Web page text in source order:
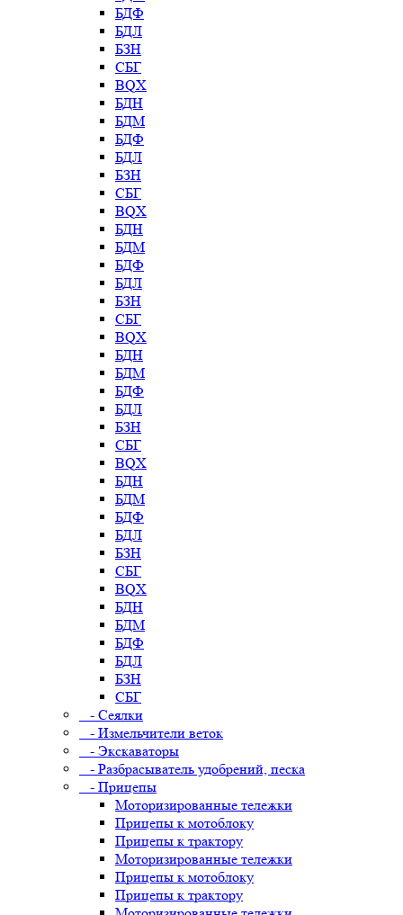
БДФ
БДЛ
БЗН
СБГ
BQX
БДН
БДМ
БДФ
БДЛ
БЗН
СБГ
BQX
БДН
БДМ
БДФ
БДЛ
БЗН
СБГ
BQX
БДН
БДМ
БДФ
БДЛ
БЗН
СБГ
BQX
БДН
БДМ
БДФ
БДЛ
БЗН
СБГ
BQX
БДН
БДМ
БДФ
БДЛ
БЗН
СБГ
- Сеялки
- Измельчители веток
- Экскаваторы
- Разбрасыватель удобрений, песка
- Прицепы
Моторизированные тележки
Прицепы к мотоблоку
Прицепы к трактору
Моторизированные тележки
Прицепы к мотоблоку
Прицепы к трактору